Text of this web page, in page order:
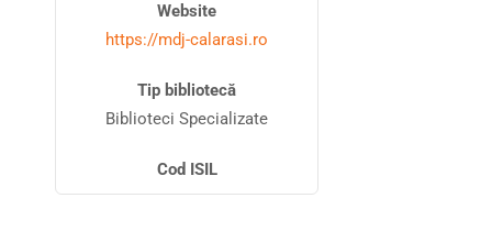
Website
https://mdj-calarasi.ro
Tip bibliotecă
Biblioteci Specializate
Cod ISIL